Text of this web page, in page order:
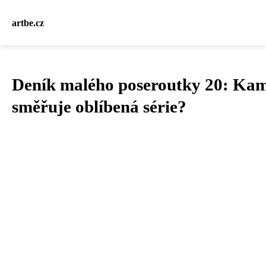
artbe.cz
Deník malého poseroutky 20:
směřuje oblíbená série?